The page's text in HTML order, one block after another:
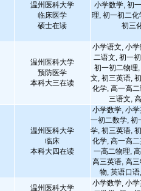
温州医科大学
临床医学
硕士在读
小学数学, 初
理, 初一初二
初三
温州医科大学
预防医学
本科大三在读
小学语文, 小
二语文, 初一
初一初二物理
文, 初三英语,
化学, 高一高
三语文,
温州医科大学
临床
本科大四在读
小学数学, 小
一初二数学, 初
学, 初三英语,
化学, 高一高
一高二物理,
高三英语, 高
物, 英语口
温州医科大学
小学数学, 小